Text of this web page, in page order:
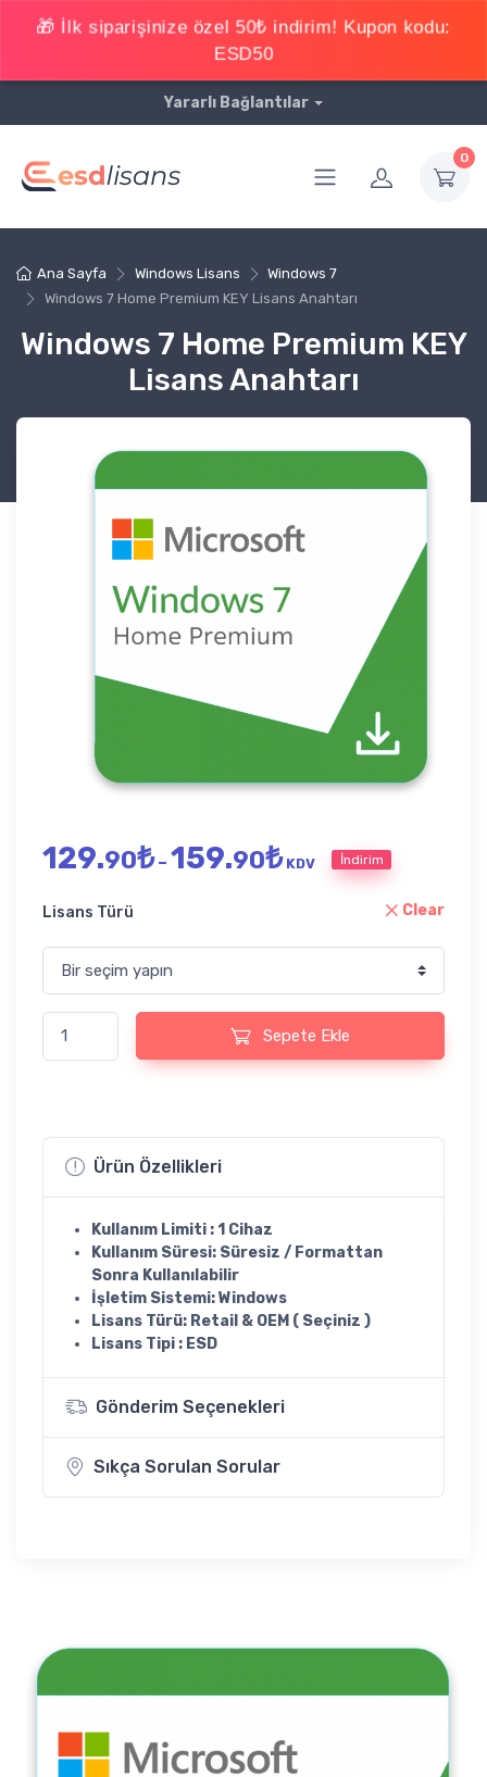
Yararlı Bağlantılar
0
Ana Sayfa Windows Lisans
Windows 7
Windows 7 Home Premium KEY Lisans Anahtarı
Windows 7 Home Premium KEY
Lisans Anahtarı
129.90₺ – 159.90₺ Fiyat aralığı: 129.90₺ -
KDV İndirim
Lisans Türü Clear
Windows 7 Home Premium KEY Lisans Anahtarı adet
Sepete Ekle
Ürün Özellikleri
Kullanım Limiti : 1 Cihaz
Kullanım Süresi: Süresiz / Formattan
Sonra Kullanılabilir
İşletim Sistemi: Windows
Lisans Türü: Retail & OEM ( Seçiniz )
Lisans Tipi : ESD
Gönderim Seçenekleri
Sıkça Sorulan Sorular